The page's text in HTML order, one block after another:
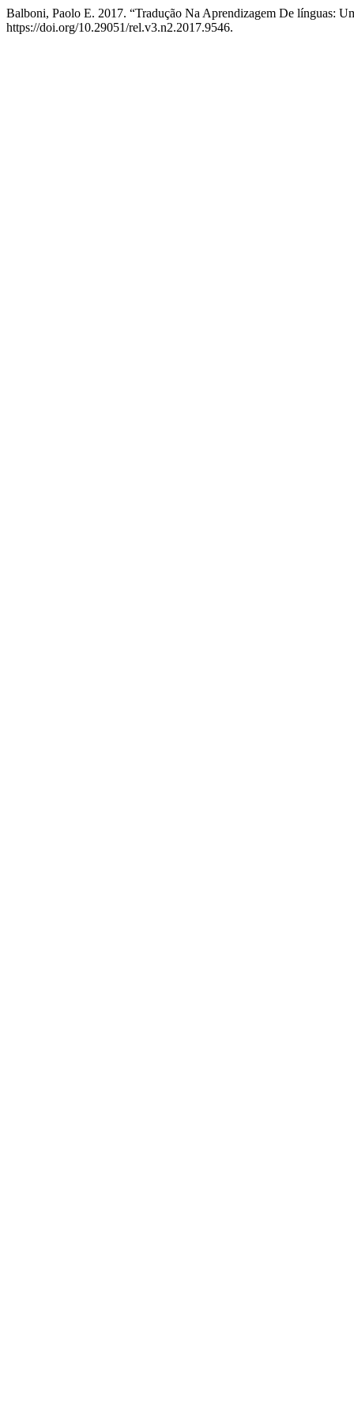
Balboni, Paolo E. 2017. “Tradução Na Aprendizagem De línguas:
https://doi.org/10.29051/rel.v3.n2.2017.9546.